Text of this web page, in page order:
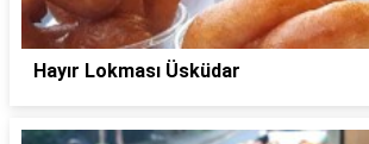
Hayır Lokması Üsküdar